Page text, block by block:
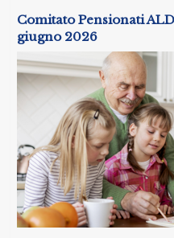
Comitato Pensionati
giugno 2026